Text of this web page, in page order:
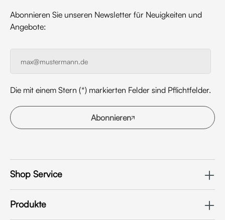
Shop Service
Produkte
Abonnieren Sie unseren Newsletter für Neuigkeiten und
Angebote:
Die mit einem Stern (*) markierten Felder sind Pflichtfelder.
Abonnieren